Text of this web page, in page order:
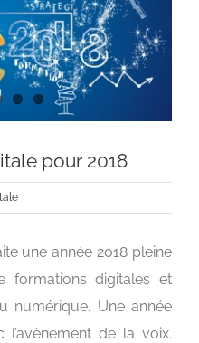
pour 2018
une année 2018 pleine
formations digitales et
numérique. Une année
de la voix.